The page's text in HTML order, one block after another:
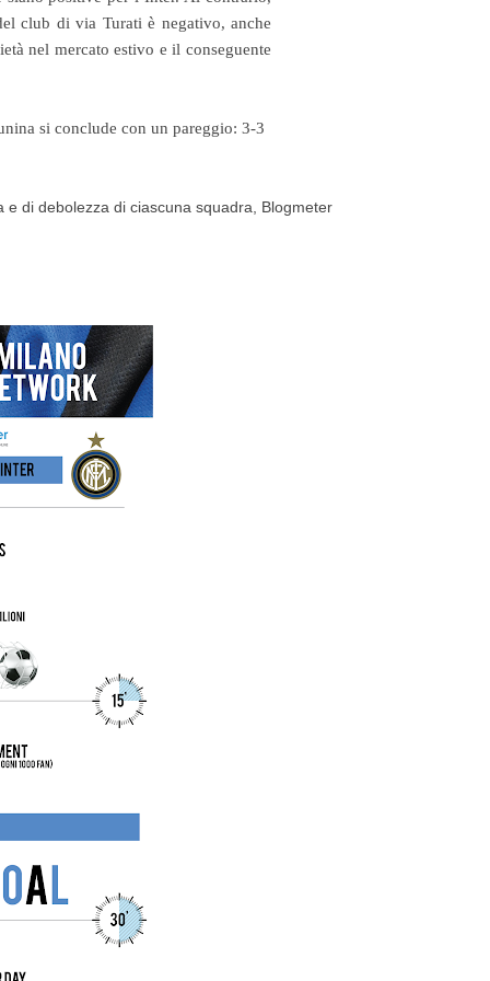
club di via Turati è negativo, anche
nel mercato estivo e il conseguente
si conclude con un pareggio: 3-3
di debolezza di ciascuna squadra, Blogmeter